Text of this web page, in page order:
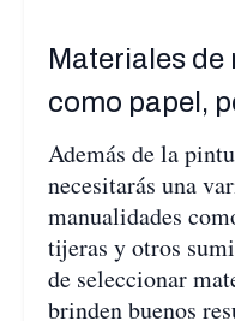
Materiales
como papel,
Además de la
necesitarás una
manualidades
tijeras y otros
de seleccionar
brinden buenos